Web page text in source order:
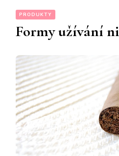
PRODUKTY
Formy užívání